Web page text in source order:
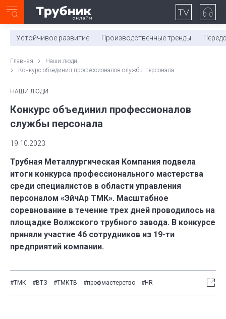
0:00/ 11:03
Устойчивое развитие Производственные тренды
Главная
Наши люди
Конкурс объединил профессионалов службы персонала
НАШИ ЛЮДИ
Конкурс объединил профессионалов
службы персонала
19.10.2023
Трубная Металлургическая Компания подвела
итоги конкурса профессионального мастерства
среди специалистов в области управления
персоналом «ЭйчАр ТМК». Масштабное
соревнование в течение трех дней проводилось на
площадке Волжского трубного завода. В конкурсе
приняли участие 46 сотрудников из 19-ти
предприятий компании.
#ТМК #ВТЗ #ТМКТВ #профмастерство #HR